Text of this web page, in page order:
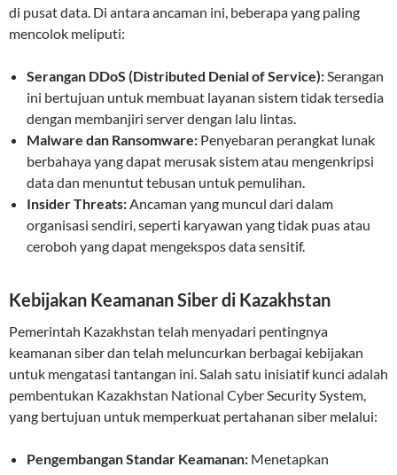
di pusat data. Di antara ancaman ini, beberapa yang paling
mencolok meliputi:
Serangan DDoS (Distributed Denial of Service):Serangan
ini bertujuan untuk membuat layanan sistem tidak tersedia
dengan membanjiri server dengan lalu lintas.
Malware dan Ransomware: Penyebaran perangkat lunak
berbahaya yang dapat merusak sistem atau mengenkripsi
data dan menuntut tebusan untuk pemulihan.
Insider Threats:Ancaman yang muncul dari dalam
organisasi sendiri, seperti karyawan yang tidak puas atau
ceroboh yang dapat mengekspos data sensitif.
Kebijakan Keamanan Siber di Kazakhstan
Pemerintah Kazakhstan telah menyadari pentingnya
keamanan siber dan telah meluncurkan berbagai kebijakan
untuk mengatasi tantangan ini. Salah satu inisiatif kunci adalah
pembentukan Kazakhstan National Cyber Security System,
yang bertujuan untuk memperkuat pertahanan siber melalui:
Pengembangan Standar Keamanan: Menetapkan